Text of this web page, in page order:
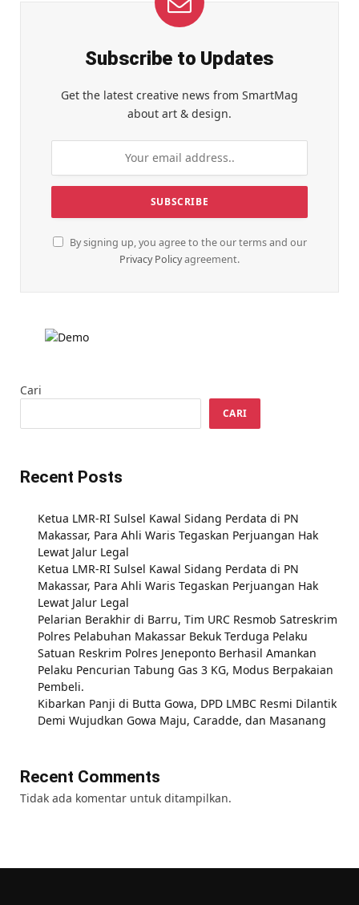
Subscribe to Updates
Get the latest creative news from SmartMag
about art & design.
By signing up, you agree to the our terms and our
Privacy Policyagreement.
Cari
CARI
Recent Posts
Ketua LMR-RI Sulsel Kawal Sidang Perdata di PN
Makassar, Para Ahli Waris Tegaskan Perjuangan Hak
Lewat Jalur Legal
Ketua LMR-RI Sulsel Kawal Sidang Perdata di PN
Makassar, Para Ahli Waris Tegaskan Perjuangan Hak
Lewat Jalur Legal
Pelarian Berakhir di Barru, Tim URC Resmob Satreskrim
Polres Pelabuhan Makassar Bekuk Terduga Pelaku
Satuan Reskrim Polres Jeneponto Berhasil Amankan
Pelaku Pencurian Tabung Gas 3 KG, Modus Berpakaian
Pembeli.
Kibarkan Panji di Butta Gowa, DPD LMBC Resmi Dilantik
Demi Wujudkan Gowa Maju, Caradde, dan Masanang
Recent Comments
Tidak ada komentar untuk ditampilkan.